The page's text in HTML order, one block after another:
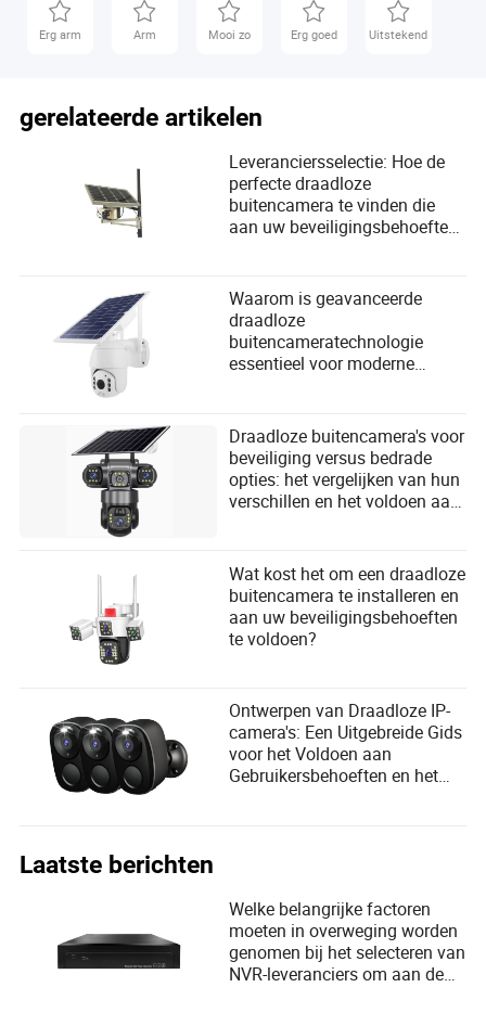
A: Ja, een stabiele internetverbinding is noodzakelijk voor
real-time monitoring en functies voor externe toegang.
Neveah Shepard
Auteur
gespecialiseerd is in veiligheid en bescherming. Met
een scherp oog voor detail blinkt ze uit in het
analyseren van de kosten, kwaliteit en functionaliteit
van producten om ervoor te zorgen dat ze echte
waarde voor hun geld bieden.
Erg arm Arm Mooi zo Erg goed Uitstekend
gerelateerde artikelen
Leveranciersselectie: Hoe de
perfecte draadloze
buitencamera te vinden die
aan uw beveiligingsbehoeften
Waarom is geavanceerde
draadloze
buitencameratechnologie
essentieel voor moderne
Draadloze buitencamera's voor
beveiliging versus bedrade
opties: het vergelijken van hun
verschillen en het voldoen aan
Wat kost het om een draadloze
buitencamera te installeren en
aan uw beveiligingsbehoeften
te voldoen?
Ontwerpen van Draadloze IP-
camera's: Een Uitgebreide Gids
voor het Voldoen aan
Gebruikersbehoeften en het
Laatste berichten
Welke belangrijke factoren
moeten in overweging worden
genomen bij het selecteren van
NVR-leveranciers om aan de